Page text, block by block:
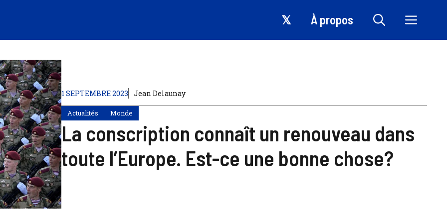
𝕏 À propos
1 SEPTEMBRE 2023 Jean Delaunay
Actualités Monde
La conscription connaît un renouveau dans
toute l’Europe. Est-ce une bonne chose?